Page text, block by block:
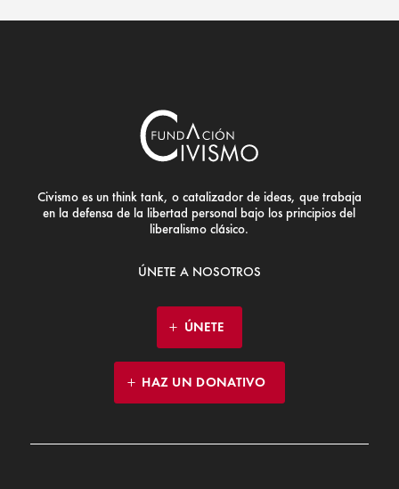
Civismo es un think tank, o catalizador de ideas, que trabaja
en la defensa de la libertad personal bajo los principios del
liberalismo clásico.
ÚNETE A NOSOTROS
ÚNETE
HAZ UN DONATIVO